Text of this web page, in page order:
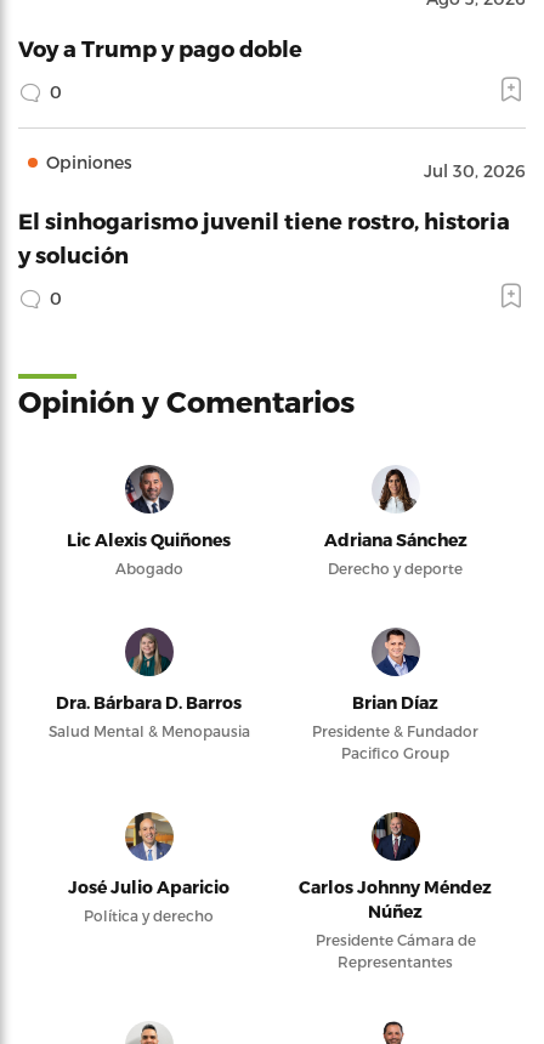
Voy a Trump y pago doble
0
Opiniones Jul 30, 2026
El sinhogarismo juvenil tiene rostro, historia
y solución
0
Opinión y Comentarios
Lic Alexis Quiñones
Abogado
Adriana Sánchez
Derecho y deporte
Dra. Bárbara D. Barros
Salud Mental & Menopausia
Brian Díaz
Presidente & Fundador
Pacifico Group
José Julio Aparicio
Política y derecho
Carlos Johnny Méndez
Núñez
Presidente Cámara de
Representantes